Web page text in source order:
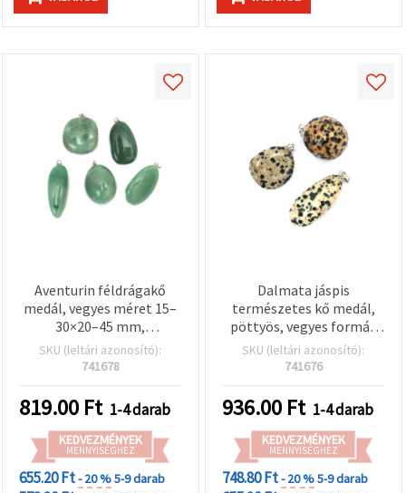
Aventurin féldrágakő
medál, vegyes méret 15–
30×20–45 mm,
ékszerkészítéshez
SKU (leltári azonosító):
741678
819.00 Ft 1-4 darab
KEDVEZMÉNYEK
MENNYISÉGHEZ
655.20 Ft- 20 %5-9 darab
Dalmata jáspis
természetes kő medál,
pöttyös, vegyes formák
(ovális/kerek/csepp), kb.
15–25 x 25–40 mm, ezüst
SKU (leltári azonosító):
741676
936.00 Ft 1-4 darab
KEDVEZMÉNYEK
MENNYISÉGHEZ
748.80 Ft- 20 %5-9 darab